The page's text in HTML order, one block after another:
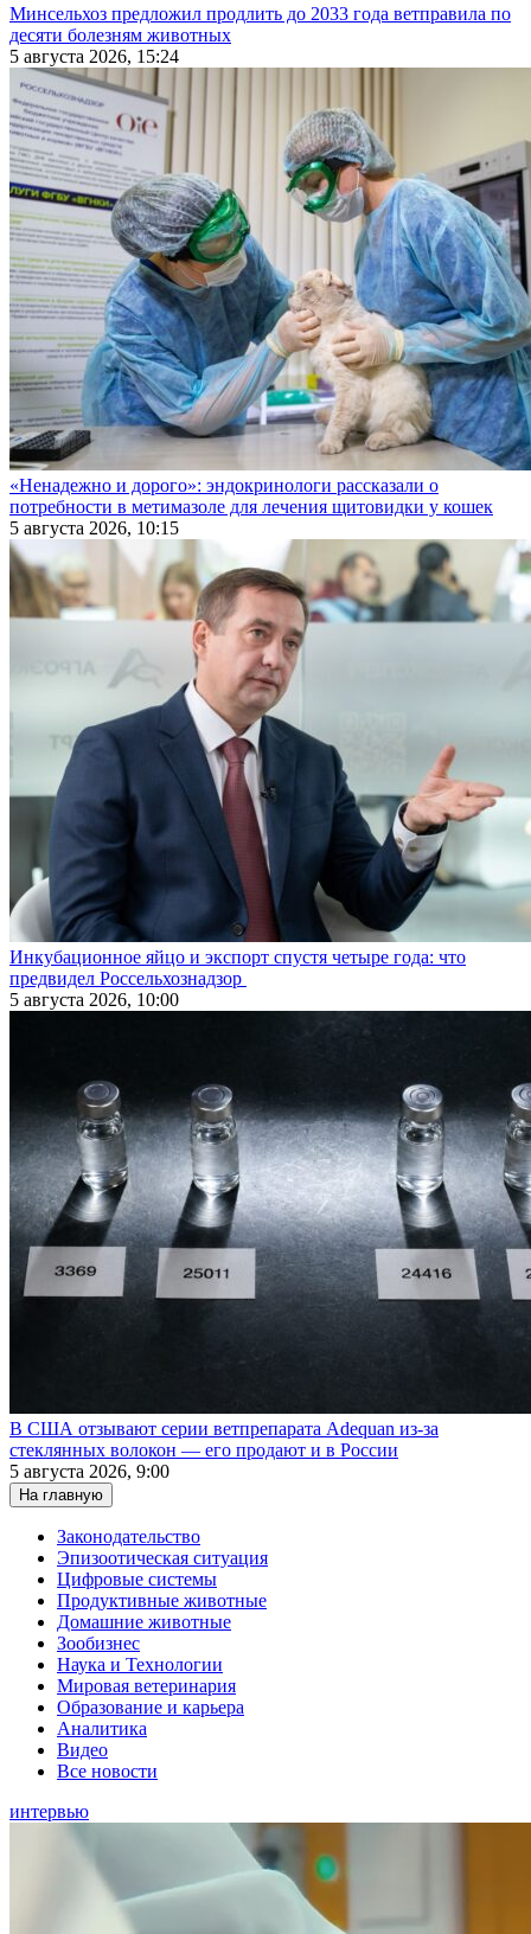
Минсельхоз предложил продлить до 2033 года ветправила по
десяти болезням животных
5 августа 2026, 15:24
«Ненадежно и дорого»: эндокринологи рассказали о
потребности в метимазоле для лечения щитовидки у кошек
5 августа 2026, 10:15
Инкубационное яйцо и экспорт спустя четыре года: что
предвидел Россельхознадзор
5 августа 2026, 10:00
В США отзывают серии ветпрепарата Adequan из-за
стеклянных волокон — его продают и в России
5 августа 2026, 9:00
На главную
Законодательство
Эпизоотическая ситуация
Цифровые системы
Продуктивные животные
Домашние животные
Зообизнес
Наука и Технологии
Мировая ветеринария
Образование и карьера
Аналитика
Видео
Все новости
интервью